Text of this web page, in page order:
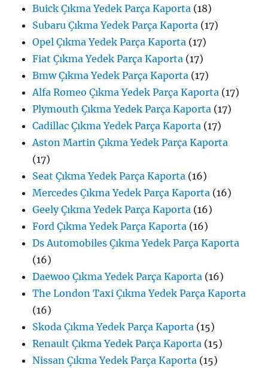
Buick Çıkma Yedek Parça Kaporta (18)
Subaru Çıkma Yedek Parça Kaporta (17)
Opel Çıkma Yedek Parça Kaporta (17)
Fiat Çıkma Yedek Parça Kaporta (17)
Bmw Çıkma Yedek Parça Kaporta (17)
Alfa Romeo Çıkma Yedek Parça Kaporta (17)
Plymouth Çıkma Yedek Parça Kaporta (17)
Cadillac Çıkma Yedek Parça Kaporta (17)
Aston Martin Çıkma Yedek Parça Kaporta
(17)
Seat Çıkma Yedek Parça Kaporta (16)
Mercedes Çıkma Yedek Parça Kaporta (16)
Geely Çıkma Yedek Parça Kaporta (16)
Ford Çıkma Yedek Parça Kaporta (16)
Ds Automobiles Çıkma Yedek Parça Kaporta
(16)
Daewoo Çıkma Yedek Parça Kaporta (16)
The London Taxi Çıkma Yedek Parça Kaporta
(16)
Skoda Çıkma Yedek Parça Kaporta (15)
Renault Çıkma Yedek Parça Kaporta (15)
Nissan Çıkma Yedek Parça Kaporta (15)